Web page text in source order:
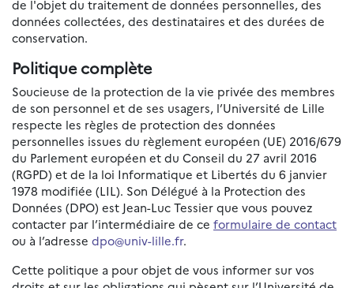
de l'objet du traitement de données personnelles, des
données collectées, des destinataires et des durées de
conservation.
Politique complète
Soucieuse de la protection de la vie privée des membres
de son personnel et de ses usagers, l’Université de Lille
respecte les règles de protection des données
personnelles issues du règlement européen (UE) 2016/679
du Parlement européen et du Conseil du 27 avril 2016
(RGPD) et de la loi Informatique et Libertés du 6 janvier
1978 modifiée (LIL). Son Délégué à la Protection des
Données (DPO) est Jean-Luc Tessier que vous pouvez
contacter par l’intermédiaire de ce formulaire de contact
ou à l’adresse dpo@univ-lille.fr.
Cette politique a pour objet de vous informer sur vos